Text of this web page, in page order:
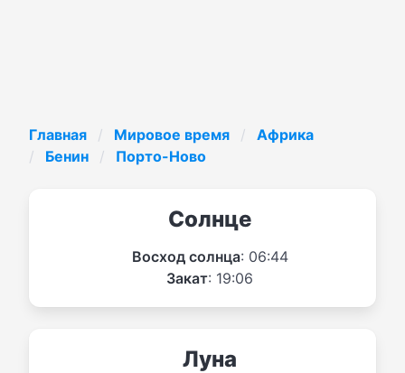
Главная Мировое время
Африка
Бенин
Порто-Ново
Солнце
Восход солнца: 06:44
Закат: 19:06
Луна